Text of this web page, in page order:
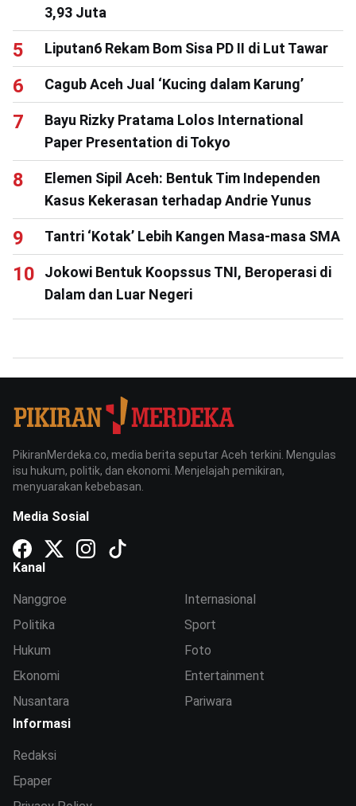
3,93 Juta
Liputan6 Rekam Bom Sisa PD II di Lut Tawar
Cagub Aceh Jual ‘Kucing dalam Karung’
Bayu Rizky Pratama Lolos International
Paper Presentation di Tokyo
Elemen Sipil Aceh: Bentuk Tim Independen
Kasus Kekerasan terhadap Andrie Yunus
Tantri ‘Kotak’ Lebih Kangen Masa-masa SMA
Jokowi Bentuk Koopssus TNI, Beroperasi di
Dalam dan Luar Negeri
PikiranMerdeka.co, media berita seputar Aceh terkini. Mengulas
isu hukum, politik, dan ekonomi. Menjelajah pemikiran,
menyuarakan kebebasan.
Media Sosial
Kanal
Nanggroe
Politika
Hukum
Ekonomi
Nusantara
Internasional
Sport
Foto
Entertainment
Pariwara
Informasi
Redaksi
Epaper